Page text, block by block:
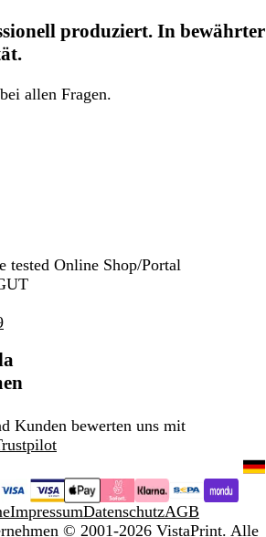
produziert. In bewährter
allen Fragen.
tested Online Shop/Portal
Kunden bewerten uns mit
ImpressumDatenschutzAGB
© 2001-2026 VistaPrint. Alle